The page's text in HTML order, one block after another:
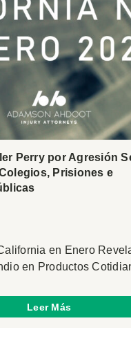
Perry por Agresión
Prisiones e
en Enero
en Productos
Leer Más